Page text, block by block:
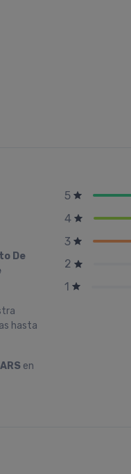
De
hasta
ARS en
5
4
3
2
1